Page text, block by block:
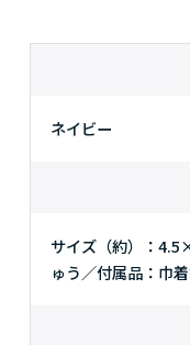
ネイビー
サイズ（約）：
ゅう／付属品：巾